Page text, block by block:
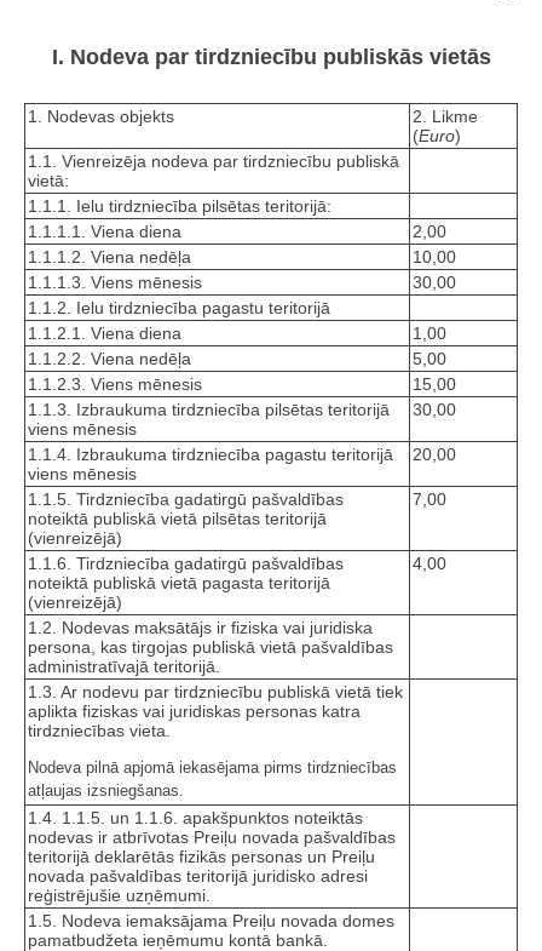
I. Nodeva par tirdzniecību publiskās vietās
1. Nodevas objekts
2. Likme
(Euro)
1.1. Vienreizēja nodeva par tirdzniecību publiskā
vietā:
1.1.1. Ielu tirdzniecība pilsētas teritorijā:
1.1.1.1. Viena diena
2,00
1.1.1.2. Viena nedēļa
10,00
1.1.1.3. Viens mēnesis
30,00
1.1.2. Ielu tirdzniecība pagastu teritorijā
1.1.2.1. Viena diena
1,00
1.1.2.2. Viena nedēļa
5,00
1.1.2.3. Viens mēnesis
15,00
1.1.3. Izbraukuma tirdzniecība pilsētas teritorijā
viens mēnesis
30,00
1.1.4. Izbraukuma tirdzniecība pagastu teritorijā
viens mēnesis
20,00
1.1.5. Tirdzniecība gadatirgū pašvaldības
noteiktā publiskā vietā pilsētas teritorijā
(vienreizējā)
7,00
1.1.6. Tirdzniecība gadatirgū pašvaldības
noteiktā publiskā vietā pagasta teritorijā
(vienreizējā)
4,00
1.2. Nodevas maksātājs ir fiziska vai juridiska
persona, kas tirgojas publiskā vietā pašvaldības
administratīvajā teritorijā.
1.3. Ar nodevu par tirdzniecību publiskā vietā tiek
aplikta fiziskas vai juridiskas personas katra
tirdzniecības vieta.
Nodeva pilnā apjomā iekasējama pirms tirdzniecības
atļaujas izsniegšanas.
1.4. 1.1.5. un 1.1.6. apakšpunktos noteiktās
nodevas ir atbrīvotas Preiļu novada pašvaldības
teritorijā deklarētās fizikās personas un Preiļu
novada pašvaldības teritorijā juridisko adresi
reģistrējušie uzņēmumi.
1.5. Nodeva iemaksājama Preiļu novada domes
pamatbudžeta ieņēmumu kontā bankā.